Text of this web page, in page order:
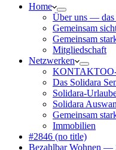
Home
Über uns — das
Gemeinsam
Gemeinsam
Mitglied­schaft
Netzwerken
Das Solidara
Solidara-
Solidara
Gemeinsam
Immobilien
#2846 (no title)
Bezahlbar Wohnen —